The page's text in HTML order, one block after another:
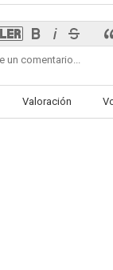
--
Valoración